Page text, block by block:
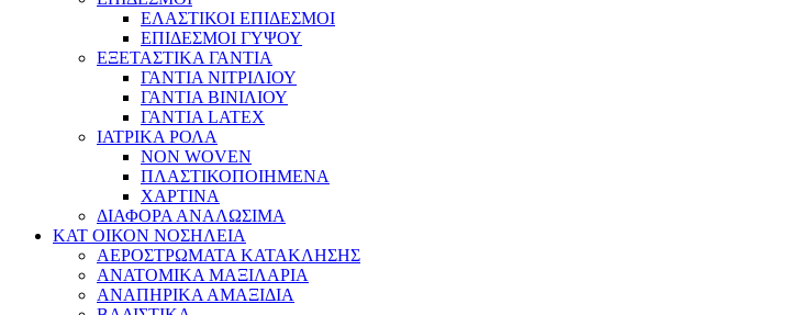
ΕΛΑΣΤΙΚΟΙ ΕΠΙΔΕΣΜΟΙ
ΕΠΙΔΕΣΜΟΙ ΓΥΨΟΥ
ΕΞΕΤΑΣΤΙΚΑ ΓΑΝΤΙΑ
ΓΑΝΤΙΑ ΝΙΤΡΙΛΙΟΥ
ΓΑΝΤΙΑ ΒΙΝΙΛΙΟΥ
ΓΑΝΤΙΑ LATEX
ΙΑΤΡΙΚΑ ΡΟΛΑ
NON WOVEN
ΠΛΑΣΤΙΚΟΠΟΙΗΜΕΝΑ
ΧΑΡΤΙΝΑ
ΔΙΑΦΟΡΑ ΑΝΑΛΩΣΙΜΑ
ΚΑΤ ΟΙΚΟΝ ΝΟΣΗΛΕΙΑ
ΑΕΡΟΣΤΡΩΜΑΤΑ ΚΑΤΑΚΛΗΣΗΣ
ΑΝΑΤΟΜΙΚΑ ΜΑΞΙΛΑΡΙΑ
ΑΝΑΠΗΡΙΚΑ ΑΜΑΞΙΔΙΑ